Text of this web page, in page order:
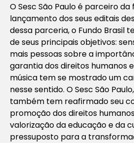
O Sesc São Paulo é parceiro
lançamento dos seus editais
dessa parceria, o Fundo Brasil
de seus principais objetivos:
mais pessoas sobre a
garantia dos direitos humanos
música tem se mostrado um
nesse sentido. O Sesc São
também tem reafirmado seu
promoção dos direitos
valorização da educação e da
pressuposto para a